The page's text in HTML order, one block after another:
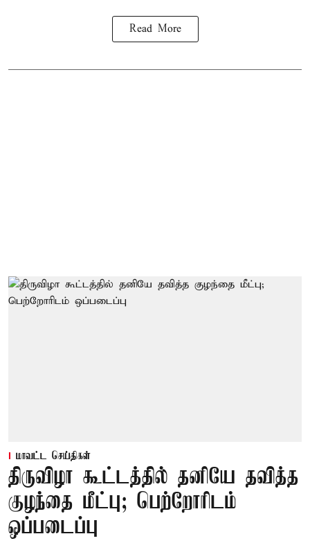
Read More
மாவட்ட செய்திகள்
திருவிழா கூட்டத்தில் தனியே தவித்த
குழந்தை மீட்பு; பெற்றோரிடம்
ஒப்படைப்பு